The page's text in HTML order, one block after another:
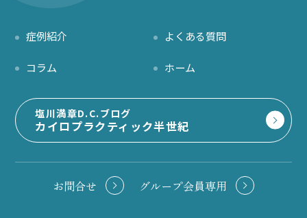
症例紹介 よくある質問
コラム ホーム
塩川満章D.C.ブログ
カイロプラクティック半世紀
お問合せ グループ会員専用